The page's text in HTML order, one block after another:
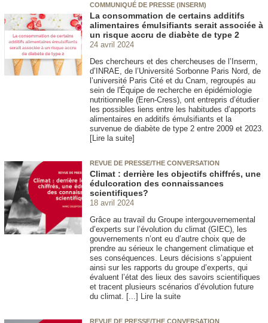
COMMUNIQUÉ DE PRESSE (INSERM)
La consommation de certains additifs
alimentaires émulsifiants serait associée à
un risque accru de diabète de type 2
24 avril 2024
Des chercheurs et des chercheuses de l’Inserm,
d’INRAE, de l’Université Sorbonne Paris Nord, de
l’université Paris Cité et du Cnam, regroupés au
sein de l'Équipe de recherche en épidémiologie
nutritionnelle (Eren-Cress), ont entrepris d’étudier
les possibles liens entre les habitudes d’apports
alimentaires en additifs émulsifiants et la
survenue de diabète de type 2 entre 2009 et 2023.
[Lire la suite]
REVUE DE PRESSE/THE CONVERSATION
Climat : derrière les objectifs chiffrés, une
édulcoration des connaissances
scientifiques?
18 avril 2024
Grâce au travail du Groupe intergouvernemental
d’experts sur l’évolution du climat (GIEC), les
gouvernements n’ont eu d’autre choix que de
prendre au sérieux le changement climatique et
ses conséquences. Leurs décisions s’appuient
ainsi sur les rapports du groupe d’experts, qui
évaluent l’état des lieux des savoirs scientifiques
et tracent plusieurs scénarios d’évolution future
du climat. [...] Lire la suite
REVUE DE PRESSE/THE CONVERSATION